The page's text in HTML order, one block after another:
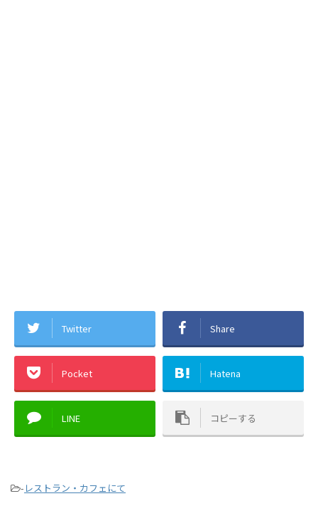
Twitter Share
Pocket Hatena
LINE コピーする
- レストラン・カフェにて